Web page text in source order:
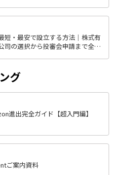
短・最安で設立する方法｜株式有
司の選択から投審会申請まで全ス
グ
進出完全ガイド【超入門編】
ご案内資料